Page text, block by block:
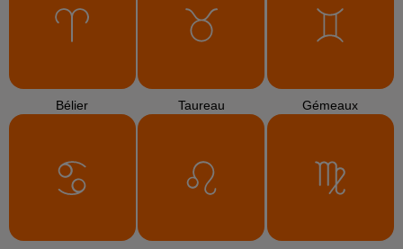
Bélier Taureau Gémeaux